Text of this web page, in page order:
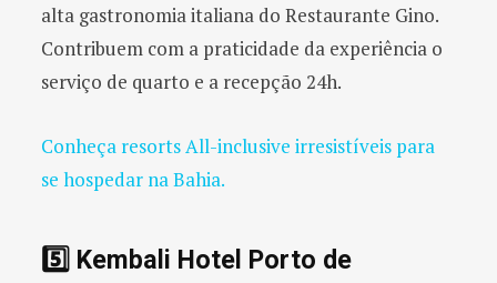
alta gastronomia italiana do Restaurante Gino.
Contribuem com a praticidade da experiência o
serviço de quarto e a recepção 24h.
Conheça resorts All-inclusive irresistíveis para
se hospedar na Bahia.
5️⃣ Kembali Hotel Porto de